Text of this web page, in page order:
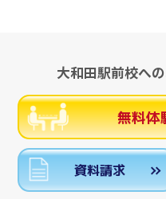
大和田駅前校へ
無料体
資料請求